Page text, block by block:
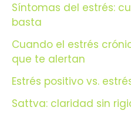
Síntomas del estrés:
basta
Cuando el estrés
que te alertan
Estrés positivo vs.
Sattva: claridad sin